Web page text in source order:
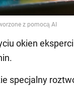
okien
specjalny